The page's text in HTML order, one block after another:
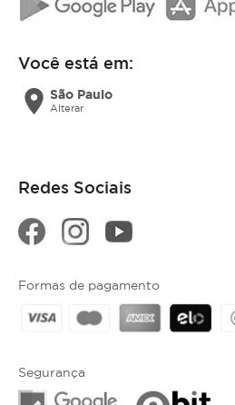
Você está em:
location_on São Paulo
Alterar
Redes Sociais
Segurança
Formas de pagamento